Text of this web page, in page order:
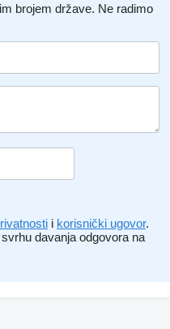
brojem države. Ne radimo
i korisnički ugovor.
davanja odgovora na